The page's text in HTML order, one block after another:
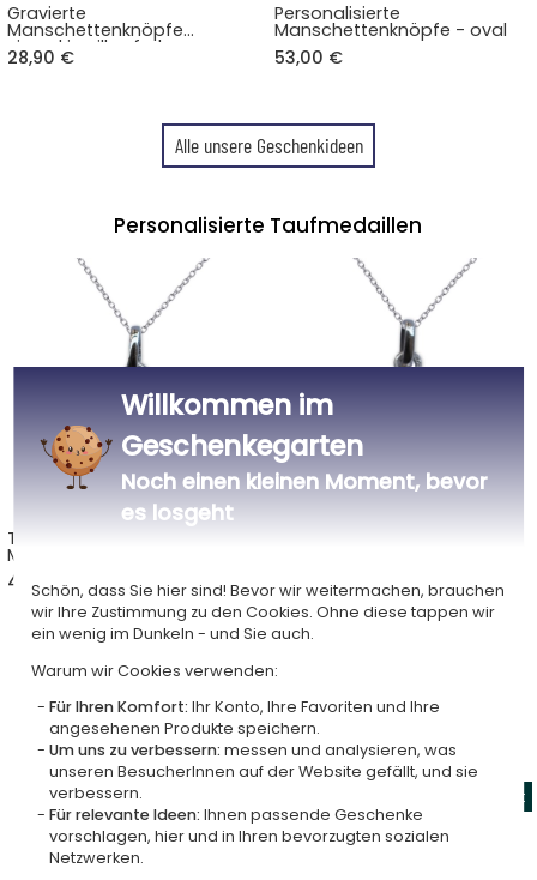
Gravierte
Manschettenknöpfe
viereckig silberfarben
28,90 €
Personalisierte
Manschettenknöpfe - oval
53,00 €
Alle unsere Geschenkideen
Personalisierte Taufmedaillen
Taufmedaillon Jungfrau
Maria im Gebet Silber mit
Gravur
44,90 €
44,90 €
Alle unsere Geschenkideen
Fotoschmuck
Willkommen im
Geschenkegarten
Noch einen kleinen Moment, bevor
es losgeht
Schön, dass Sie hier sind! Bevor wir weitermachen, brauchen
wir Ihre Zustimmung zu den Cookies. Ohne diese tappen wir
ein wenig im Dunkeln - und Sie auch.
Warum wir Cookies verwenden:
Für Ihren Komfort: Ihr Konto, Ihre Favoriten und Ihre
angesehenen Produkte speichern.
Um uns zu verbessern: messen und analysieren, was
unseren BesucherInnen auf der Website gefällt, und sie
verbessern.
Für relevante Ideen: Ihnen passende Geschenke
vorschlagen, hier und in Ihren bevorzugten sozialen
Netzwerken.